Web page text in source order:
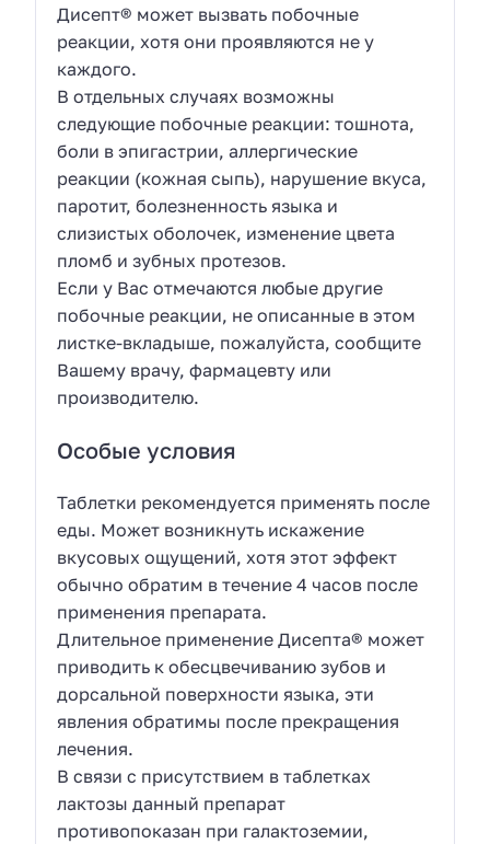
Дисепт® может вызвать побочные
реакции, хотя они проявляются не у
каждого.
В отдельных случаях возможны
следующие побочные реакции: тошнота,
боли в эпигастрии, аллергические
реакции (кожная сыпь), нарушение вкуса,
паротит, болезненность языка и
слизистых оболочек, изменение цвета
пломб и зубных протезов.
Если у Вас отмечаются любые другие
побочные реакции, не описанные в этом
листке-вкладыше, пожалуйста, сообщите
Вашему врачу, фармацевту или
производителю.
Особые условия
Таблетки рекомендуется применять после
еды. Может возникнуть искажение
вкусовых ощущений, хотя этот эффект
обычно обратим в течение 4 часов после
применения препарата.
Длительное применение Дисепта® может
приводить к обесцвечиванию зубов и
дорсальной поверхности языка, эти
явления обратимы после прекращения
лечения.
В связи с присутствием в таблетках
лактозы данный препарат
противопоказан при галактоземии,